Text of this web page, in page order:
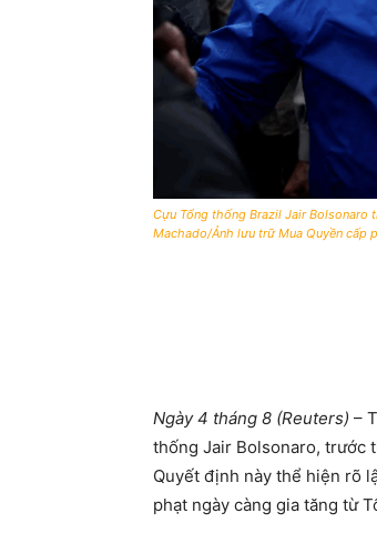
Cựu Tổng thống Brazil Jair Bolsonaro
Machado/Ảnh lưu trữ Mua Quyền cấp
Ngày 4 tháng 8 (Reuters) –
thống Jair Bolsonaro, trước
Quyết định này thể hiện rõ
phạt ngày càng gia tăng từ